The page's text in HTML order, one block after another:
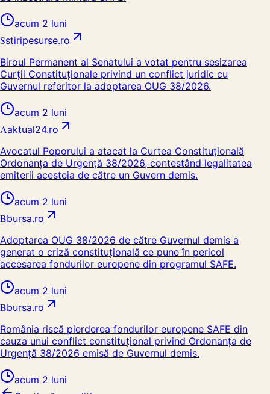
acum 2 luni
Sstiripesurse.ro
Biroul Permanent al Senatului a votat pentru sesizarea
Curții Constituționale privind un conflict juridic cu
Guvernul referitor la adoptarea OUG 38/2026.
acum 2 luni
Aaktual24.ro
Avocatul Poporului a atacat la Curtea Constituțională
Ordonanța de Urgență 38/2026, contestând legalitatea
emiterii acesteia de către un Guvern demis.
acum 2 luni
Bbursa.ro
Adoptarea OUG 38/2026 de către Guvernul demis a
generat o criză constituțională ce pune în pericol
accesarea fondurilor europene din programul SAFE.
acum 2 luni
Bbursa.ro
România riscă pierderea fondurilor europene SAFE din
cauza unui conflict constituțional privind Ordonanța de
Urgență 38/2026 emisă de Guvernul demis.
acum 2 luni